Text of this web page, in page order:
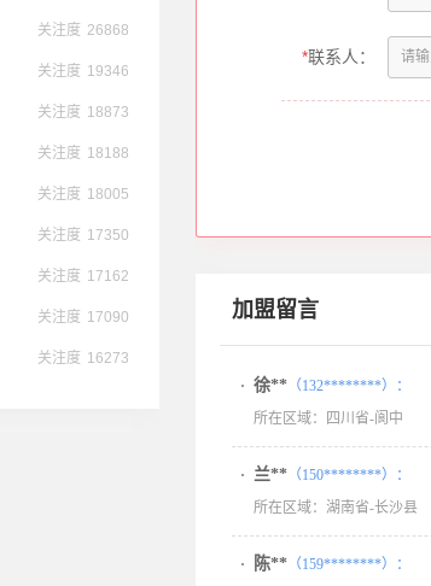
关注度 26868
关注度 19346
关注度 18873
关注度 18188
关注度 18005
关注度 17350
关注度 17162
关注度 17090
关注度 16273
*联系人：
加盟留言
徐** （132********）：
所在区域：四川省-阆中
兰** （150********）：
所在区域：湖南省-长沙县
陈** （159********）：